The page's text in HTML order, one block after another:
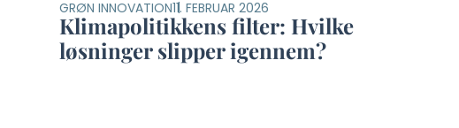
GRØN INNOVATION11. FEBRUAR 2026
Klimapolitikkens filter: Hvilke
løsninger slipper igennem?